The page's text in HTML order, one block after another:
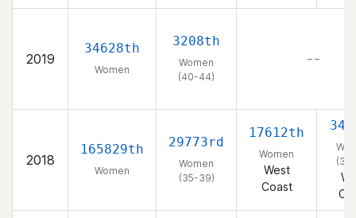
2019
34628th
Women
3208th
Women
(40-44)
– –
2018
165829th
Women
29773rd
Women
(35-39)
17612th
Women
West
Coast